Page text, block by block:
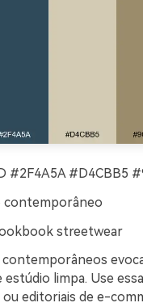
#2F4A5A #D4CBB5
contemporâneo
streetwear
contemporâneos
estúdio limpa. Use
editoriais de e-